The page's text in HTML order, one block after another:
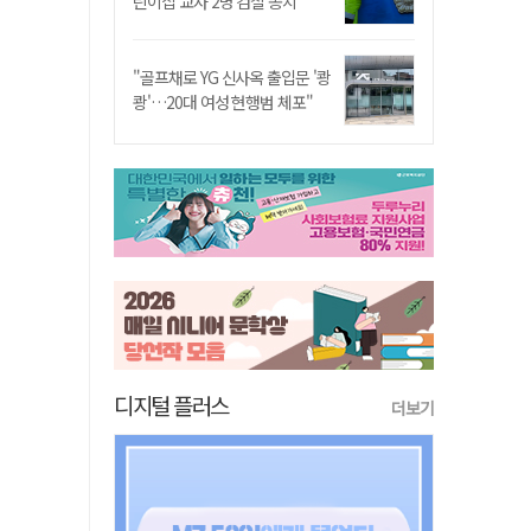
"골프채로 YG 신사옥 출입문 '쾅
쾅'…20대 여성 현행범 체포"
디지털 플러스 더보기